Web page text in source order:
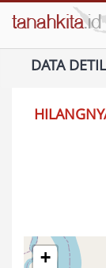
DATA DETIL
+